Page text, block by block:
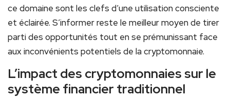
ce domaine sont les clefs d’une utilisation consciente
et éclairée. S’informer reste le meilleur moyen de tirer
parti des opportunités tout en se prémunissant face
aux inconvénients potentiels de la cryptomonnaie.
L’impact des cryptomonnaies sur le
système financier traditionnel